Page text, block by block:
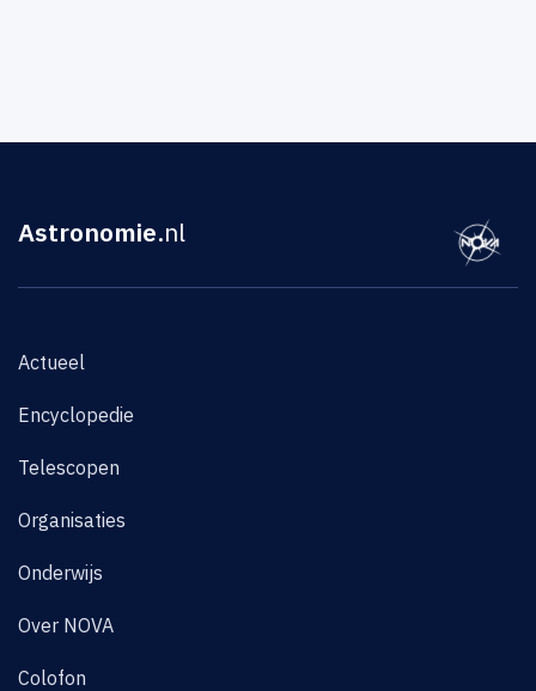
Astronomie.nl
Actueel
Encyclopedie
Telescopen
Organisaties
Onderwijs
Over NOVA
Colofon